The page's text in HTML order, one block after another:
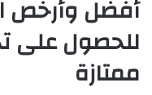
للحصول على
ممتازة